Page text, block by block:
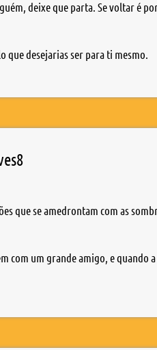
deixe que parta. Se voltar é
que desejarias ser para ti mesmo.
que se amedrontam com as
com um grande amigo, e quando